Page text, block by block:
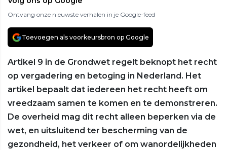
Ontvang onze nieuwste verhalen in je Google-feed
Toevoegen als voorkeursbron op Google
Artikel 9 in de Grondwet regelt beknopt het recht
op vergadering en betoging in Nederland. Het
artikel bepaalt dat iedereen het recht heeft om
vreedzaam samen te komen en te demonstreren.
De overheid mag dit recht alleen beperken via de
wet, en uitsluitend ter bescherming van de
gezondheid, het verkeer of om wanordelijkheden